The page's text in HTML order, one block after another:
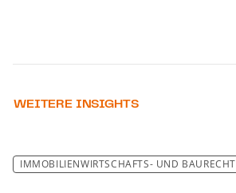
WEITERE INSIGHTS
IM­MO­BI­LI­EN­WIRT­SCHAFTS- UND BAU­RECHT